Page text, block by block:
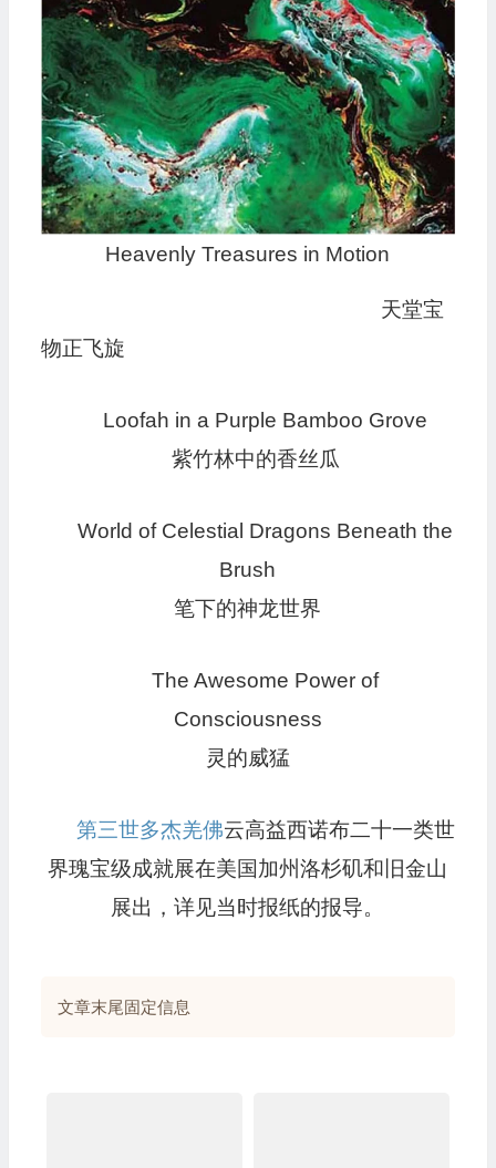
Heavenly Treasures in Motion
天堂宝
物正飞旋
Loofah in a Purple Bamboo Grove
紫竹林中的香丝瓜
World of Celestial Dragons Beneath the
Brush
笔下的神龙世界
The Awesome Power of
Consciousness
灵的威猛
第三世多杰羌佛云高益西诺布二十一类世
界瑰宝级成就展在美国加州洛杉矶和旧金山
展出，详见当时报纸的报导。
文章末尾固定信息